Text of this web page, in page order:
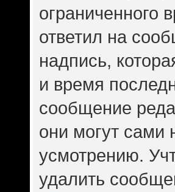
ограниченного
ответил на
надпись,
и время
сообщение
они могут сами
усмотрению.
удалить